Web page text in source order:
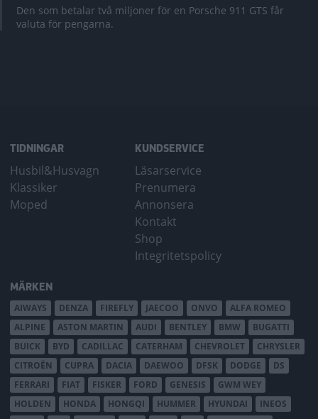
Den som betalar två miljoner för en Porsche 911 GTS får
valuta för pengarna.
TIDNINGAR
Husbil&Husvagn
Klassiker
Moped
KUNDSERVICE
Läsarservice
Prenumera
Annonsera
Kontakt
Shop
Integritetspolicy
MÄRKEN
AIWAYS DENZA FIREFLY JAECOO ONVO
ALFA ROMEO
ALPINE
ASTON MARTIN AUDI BENTLEY BMW
BUGATTI
BUICK
BYD CADILLAC CATERHAM CHEVROLET
CHRYSLER
CITROËN
CUPRA DACIA DAEWOO DFSK DODGE
DS
FERRARI
FIAT FISKER FORD GENESIS
GWM WEY
HOLDEN
HONDA HONGQI HUMMER HYUNDAI
INEOS